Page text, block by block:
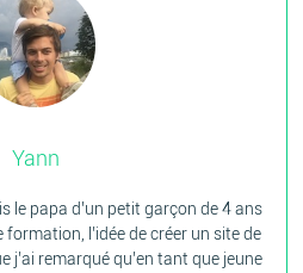
Yann
le papa d’un petit garçon de 4 ans
l’idée de créer un site de
j’ai remarqué qu’en tant que jeune